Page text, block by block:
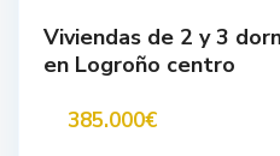
Viviendas de 2 y 3
en Logroño centro
385.000€